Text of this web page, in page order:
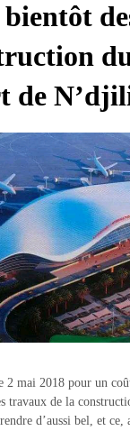
bientôt
de
2 mai 2018 pour un
travaux de la
d’aussi bel, et ce,